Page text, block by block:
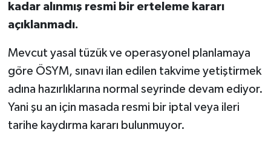
kadar alınmış resmi bir erteleme kararı
açıklanmadı.
Mevcut yasal tüzük ve operasyonel planlamaya
göre ÖSYM, sınavı ilan edilen takvime yetiştirmek
adına hazırlıklarına normal seyrinde devam ediyor.
Yani şu an için masada resmi bir iptal veya ileri
tarihe kaydırma kararı bulunmuyor.